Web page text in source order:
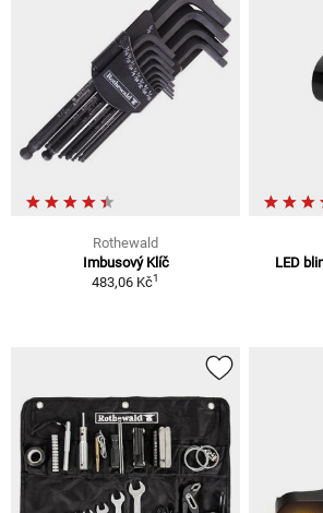
Rothewald
Imbusový Klíč
483,06 Kč1
LED